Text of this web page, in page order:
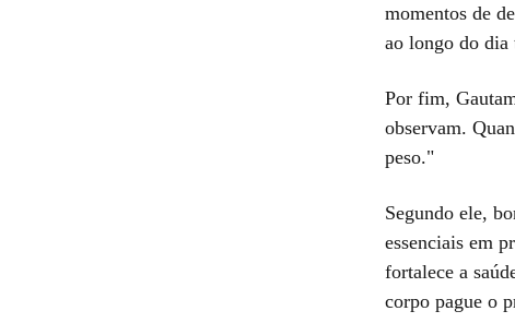
momentos de
ao longo do dia
Por fim,
observam.
peso."
Segundo ele,
essenciais em
fortalece a
corpo pague o